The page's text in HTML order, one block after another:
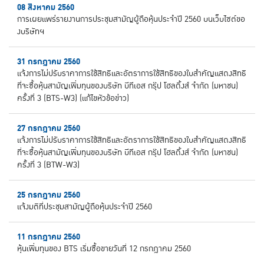
08 สิงหาคม 2560
การเผยแพร่รายงานการประชุมสามัญผู้ถือหุ้นประจำปี 2560 บนเว็บไซต์ขอ
งบริษัทฯ
31 กรกฎาคม 2560
แจ้งการไม่ปรับราคาการใช้สิทธิและอัตราการใช้สิทธิของใบสำคัญแสดงสิทธิ
ที่จะซื้อหุ้นสามัญเพิ่มทุนของบริษัท บีทีเอส กรุ๊ป โฮลดิ้งส์ จำกัด (มหาชน)
ครั้งที่ 3 (BTS-W3) (แก้ไขหัวข้อข่าว)
27 กรกฎาคม 2560
แจ้งการไม่ปรับราคาการใช้สิทธิและอัตราการใช้สิทธิของใบสำคัญแสดงสิทธิ
ที่จะซื้อหุ้นสามัญเพิ่มทุนของบริษัท บีทีเอส กรุ๊ป โฮลดิ้งส์ จำกัด (มหาชน)
ครั้งที่ 3 (BTW-W3)
25 กรกฎาคม 2560
แจ้งมติที่ประชุมสามัญผู้ถือหุ้นประจำปี 2560
11 กรกฎาคม 2560
หุ้นเพิ่มทุนของ BTS เริ่มซื้อขายวันที่ 12 กรกฎาคม 2560